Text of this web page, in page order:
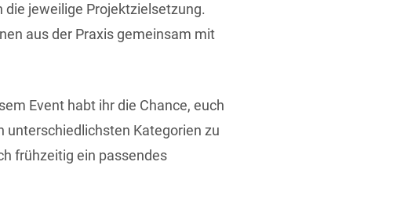
jeweilige Projektzielsetzung.
aus der Praxis gemeinsam mit
Event habt ihr die Chance, euch
unterschiedlichsten Kategorien zu
frühzeitig ein passendes